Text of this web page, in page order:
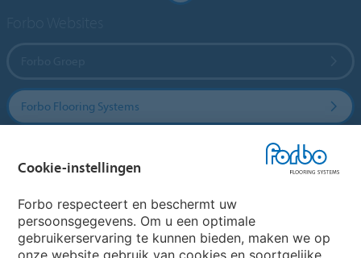
Forbo Flooring Systems
Website
Cookie-instellingen
Forbo respecteert en beschermt uw
persoonsgegevens. Om u een optimale
gebruikerservaring te kunnen bieden, maken we op
onze website gebruik van cookies en soortgelijke